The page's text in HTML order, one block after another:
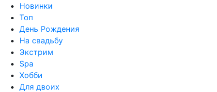
Новинки
Топ
День Рождения
На свадьбу
Экстрим
Spa
Хобби
Для двоих